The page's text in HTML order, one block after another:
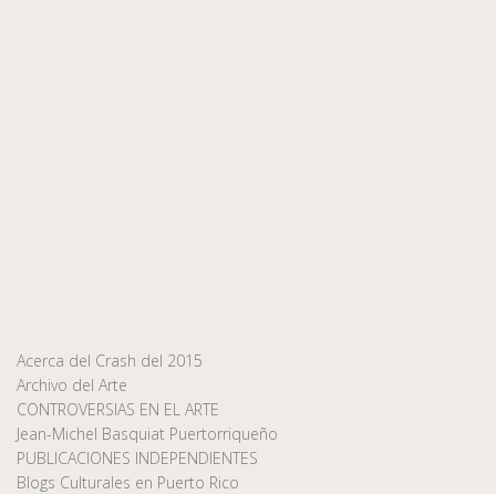
Acerca del Crash del 2015
Archivo del Arte
CONTROVERSIAS EN EL ARTE
Jean-Michel Basquiat Puertorriqueño
PUBLICACIONES INDEPENDIENTES
Blogs Culturales en Puerto Rico